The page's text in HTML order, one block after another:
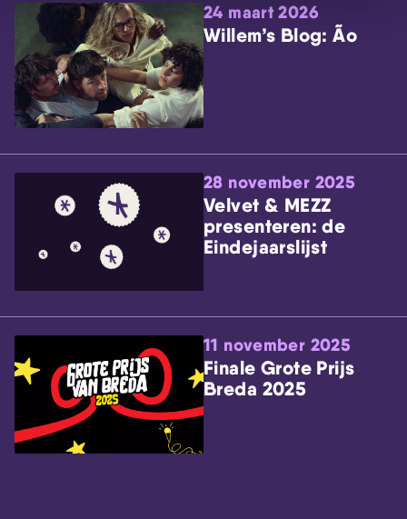
24 maart 2026
Willem’s Blog: Ão
28 november 2025
Velvet & MEZZ
presenteren: de
Eindejaarslijst
11 november 2025
Finale Grote Prijs
Breda 2025